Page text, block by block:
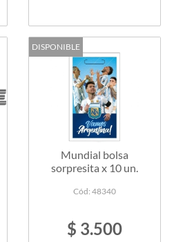
DISPONIBLE
Mundial bolsa
sorpresita x 10 un.
Cód: 48340
$ 3.500